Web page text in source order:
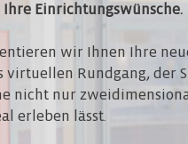
Einrichtungswünsche.
wir Ihnen Ihre
virtuellen Rundgang, der
nicht nur
erleben lässt.